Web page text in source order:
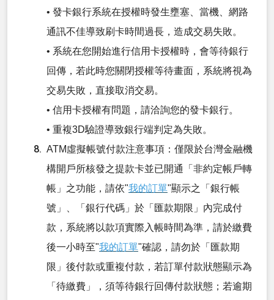
• 發卡銀行系統在授權時發生壅塞、當機、網路
通訊不佳導致刷卡時間過長，造成交易失敗。
• 系統在您開始進行信用卡授權時，會等待銀行
回傳，若此時您關閉授權等待畫面，系統將視為
交易失敗，直接取消交易。
• 信用卡授權有問題，請洽詢您的發卡銀行。
• 重複3D驗證導致銀行端判定為失敗。
ATM虛擬帳號付款注意事項：僅限於台灣金融機
構開戶所核發之提款卡並已開通「非約定帳戶轉
帳」之功能，請依"我的訂單"顯示之「銀行帳
號」、「銀行代碼」於「匯款期限」內完成付
款，系統將以款項實際入帳時間為準，請於繳費
後一小時至"我的訂單"確認，請勿於「匯款期
限」後付款或重複付款，若訂單付款狀態顯示為
「待繳費」，須等待銀行回傳付款狀態；若逾期